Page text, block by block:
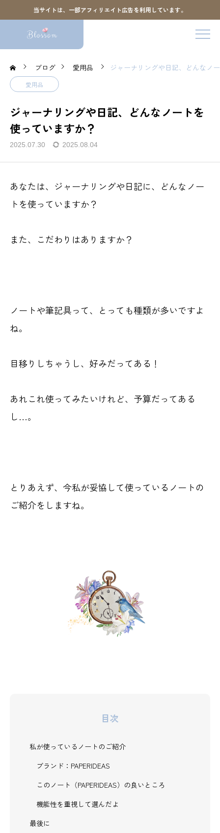
当サイトは、一部アフィリエイト広告を利用しています。
ブログ 愛用品 ジャーナリングや日記、どんなノ
愛用品
ジャーナリングや日記、どんなノートを
使っていますか？
2025.07.30 2025.08.04
あなたは、ジャーナリングや日記に、どんなノー
トを使っていますか？
また、こだわりはありますか？
ノートや筆記具って、とっても種類が多いですよ
ね。
目移りしちゃうし、好みだってある！
あれこれ使ってみたいけれど、予算だってある
し…。
とりあえず、今私が妥協して使っているノートの
ご紹介をしますね。
目次
私が使っているノートのご紹介
ブランド：PAPERIDEAS
このノート（PAPERIDEAS）の良いところ
機能性を重視して選んだよ
最後に